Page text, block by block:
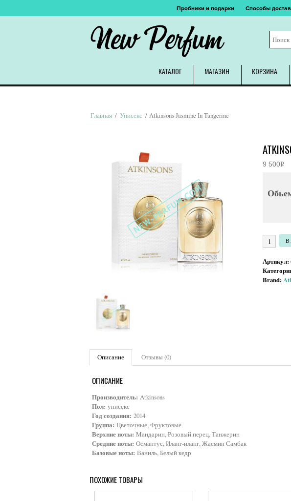
Пробники и подарки Способы
New Perfum
КАТАЛОГ МАГАЗИН КОРЗИНА
Главная / Унисекс / Atkinsons Jasmine In Tangerine
9 500Р
В
Артикул:
Brand:
Описание Отзывы (0)
ОПИСАНИЕ
Производитель: Atkinsons
Пол: унисекс
Год создания: 2014
Группа: Цветочные, Фруктовые
Верхние ноты: Мандарин, Розовый перец, Танжерин
Средние ноты: Османтус, Иланг-иланг, Жасмин Самбак
Базовые ноты: Ваниль, Белый кедр
ПОХОЖИЕ ТОВАРЫ